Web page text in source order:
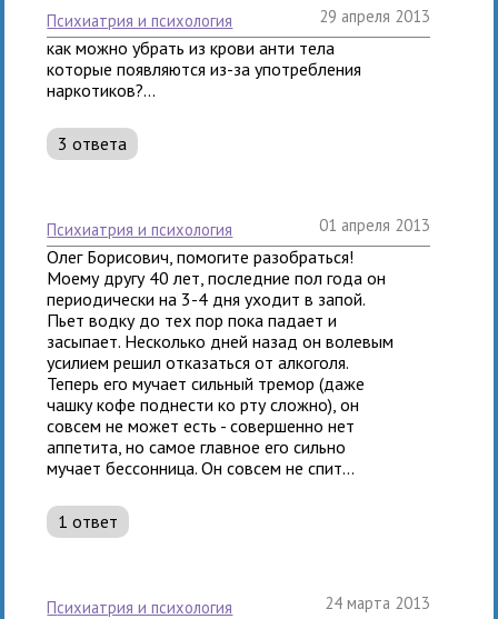
психиатрия и психология 29 апреля 2013
как можно убрать из крови анти тела
которые появляются из-за употребления
наркотиков?...
3 ответа
психиатрия и психология 01 апреля 2013
Олег Борисович, помогите разобраться!
Моему другу 40 лет, последние пол года он
периодически на 3-4 дня уходит в запой.
Пьет водку до тех пор пока падает и
засыпает. Несколько дней назад он волевым
усилием решил отказаться от алкоголя.
Теперь его мучает сильный тремор (даже
чашку кофе поднести ко рту сложно), он
совсем не может есть - совершенно нет
аппетита, но самое главное его сильно
мучает бессонница. Он совсем не спит...
1 ответ
психиатрия и психология 24 марта 2013